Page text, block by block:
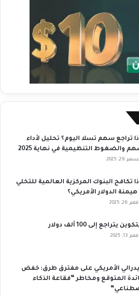
تراجع سهم تسلا اليوم؟ تحليل لأداء
والضغوط التنظيمية في نهاية 2025
29, 2025
تكافح البنوك المركزية العالمية للتخلي
الدولار الأمريكي؟
26, 2025
يتراجع إلى 100 ألف دولار
13, 2025
الأمريكي على مفترق طرق: خفض
المتوقع ومخاطر “فقاعة الذكاء